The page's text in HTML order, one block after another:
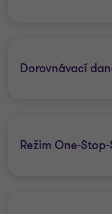
Dorovnávací
Režim One-